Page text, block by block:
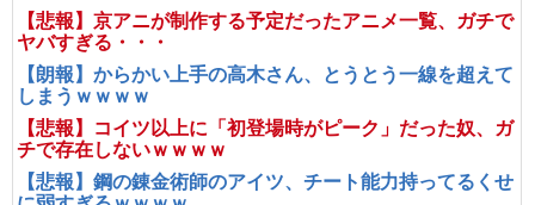
【悲報】京アニが制作する予定だったアニメ一覧、ガチで
ヤバすぎる・・・
【朗報】からかい上手の高木さん、とうとう一線を超えて
しまうｗｗｗｗ
【悲報】コイツ以上に「初登場時がピーク」だった奴、ガ
チで存在しないｗｗｗｗ
【悲報】鋼の錬金術師のアイツ、チート能力持ってるくせ